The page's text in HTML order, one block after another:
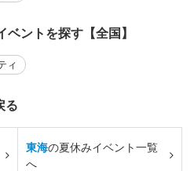
ントを探す【全国】
ィ
る
東海の夏休みイベント一覧
へ